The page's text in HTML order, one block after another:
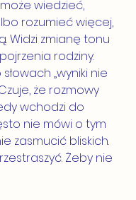
wiedzieć,
rozumieć więcej,
Widzi zmianę tonu
rodziny.
słowach „wyniki nie
że rozmowy
wchodzi do
nie mówi o tym
zasmucić bliskich.
Żeby nie